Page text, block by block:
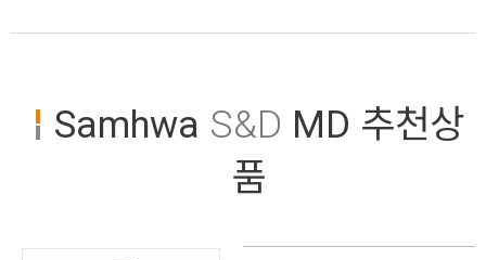
* 가로(W) X 세로(H) / 기재 사이즈 단위 mm 프레임 사이즈 자
Samhwa S&D MD 추천상
품